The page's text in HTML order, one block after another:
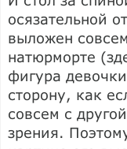
осязательной
выложен
натюрморте
фигура
сторону, как
совсем с
зрения.